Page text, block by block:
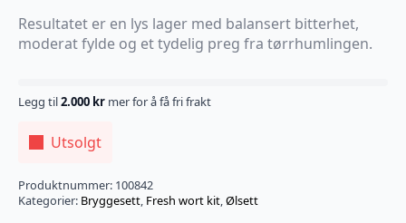
Resultatet er en lys lager med balansert bitterhet,
moderat fylde og et tydelig preg fra tørrhumlingen.
Legg til2.000 kr mer for å få fri frakt
Utsolgt
Produktnummer: 100842
Kategorier: Bryggesett, Fresh wort kit,Ølsett